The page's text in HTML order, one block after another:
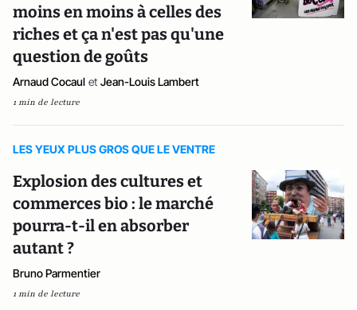
moins en moins à celles des
riches et ça n'est pas qu'une
question de goûts
Arnaud Cocaul et Jean-Louis Lambert
1 min de lecture
LES YEUX PLUS GROS QUE LE VENTRE
Explosion des cultures et
commerces bio : le marché
pourra-t-il en absorber
autant ?
Bruno Parmentier
1 min de lecture